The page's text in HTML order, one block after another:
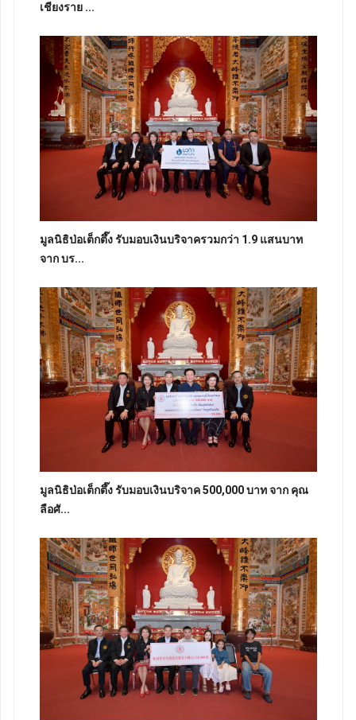
เชียงราย ...
มูลนิธิป่อเต็กตึ๊ง รับมอบเงินบริจาครวมกว่า 1.9 แสนบาท
จาก บร...
มูลนิธิป่อเต็กตึ๊ง รับมอบเงินบริจาค 500,000 บาท จาก คุณ
ลือศั...